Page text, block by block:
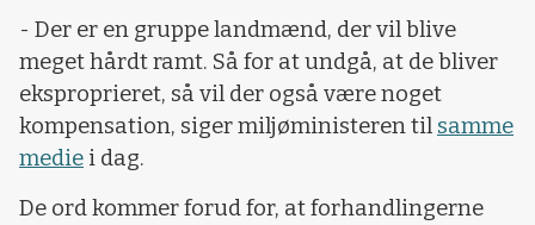
- Der er en gruppe landmænd, der vil blive
meget hårdt ramt. Så for at undgå, at de bliver
eksproprieret, så vil der også være noget
kompensation, siger miljøministeren til samme
medie i dag.
De ord kommer forud for, at forhandlingerne